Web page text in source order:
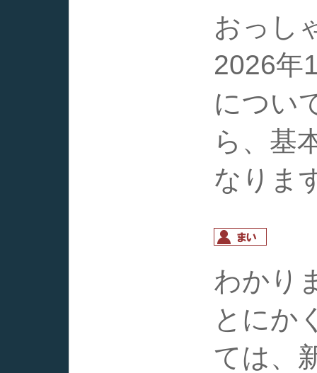
おっし
2026年
につい
ら、基
なりま
わかり
とにか
ては、